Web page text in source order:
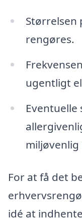
Størrelsen
rengøres.
ugentligt
For at få det
idé at